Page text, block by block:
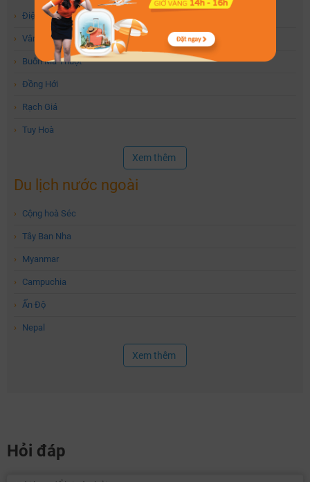
› Điện Biên
› Vân Đồn
› Buôn Ma Thuột
› Đồng Hới
› Rạch Giá
› Tuy Hoà
Xem thêm
Du lịch nước ngoài
› Cộng hoà Séc
› Tây Ban Nha
› Myanmar
› Campuchia
› Ấn Độ
› Nepal
Xem thêm
Hỏi đáp